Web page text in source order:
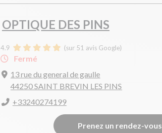
OPTIQUE DES PINS
4.9 (sur 51 avis Google)
Fermé
13 rue du general de gaulle
44250 SAINT BREVIN LES PINS
+33240274199
Prenez un rendez-vous